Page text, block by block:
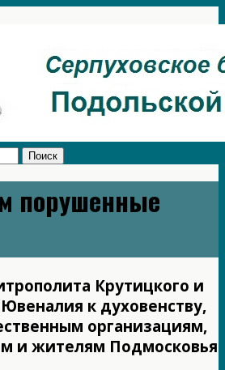
порушенные
Крутицкого и
к духовенству,
организациям,
и жителям Подмосковья